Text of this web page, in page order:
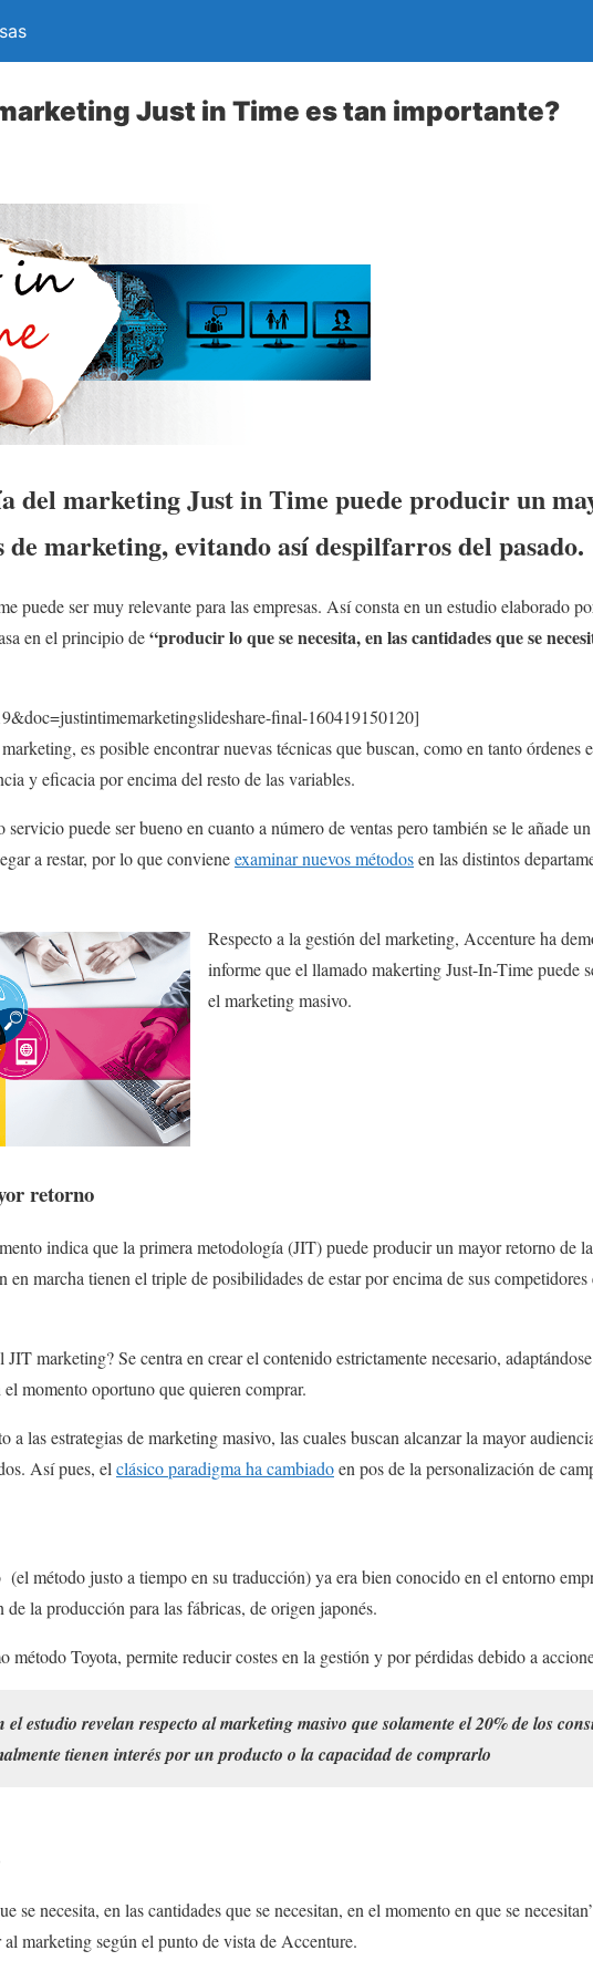
Just in Time es tan importante?
del marketing Just in Time puede producir un
de marketing, evitando así despilfarros del pasado.
puede ser muy relevante para las empresas. Así consta en un estudio elaborado
en el principio de“producir lo que se necesita, en las cantidades que se
final-160419150120]
es posible encontrar nuevas técnicas que buscan, como en tanto órdenes
y eficacia por encima del resto de las variables.
puede ser bueno en cuanto a número de ventas pero también se le añade
a restar, por lo que convieneexaminar nuevos métodosen las distintos
Respecto a la gestión del marketing, Accenture ha
informe que el llamado makerting Just-In-Time puede
el marketing masivo.
retorno
indica que la primera metodología (JIT) puede producir un mayor retorno de
en marcha tienen el triple de posibilidades de estar por encima de sus
JIT marketing? Se centra en crear el contenido estrictamente necesario,
momento oportuno que quieren comprar.
a las estrategias de marketing masivo, las cuales buscan alcanzar la mayor
Así pues, elclásico paradigma ha cambiadoen pos de la personalización de
método justo a tiempo en su traducción) ya era bien conocido en el entorno
de la producción para las fábricas, de origen japonés.
método Toyota, permite reducir costes en la gestión y por pérdidas debido a
el estudio revelan respecto al marketing masivo que solamente el 20% de los
tienen interés por un producto o la capacidad de comprarlo
se necesita, en las cantidades que se necesitan, en el momento en que se
marketing según el punto de vista de Accenture.